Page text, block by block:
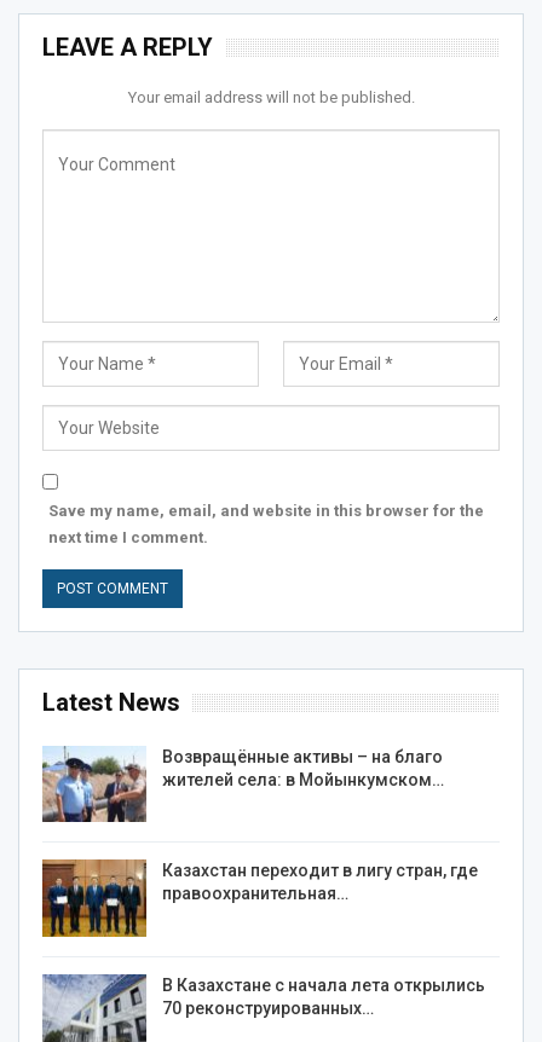
LEAVE A REPLY
Your email address will not be published.
Save my name, email, and website in this browser for the
next time I comment.
Latest News
Возвращённые активы – на благо
жителей села: в Мойынкумском…
Казахстан переходит в лигу стран, где
правоохранительная…
В Казахстане с начала лета открылись
70 реконструированных…